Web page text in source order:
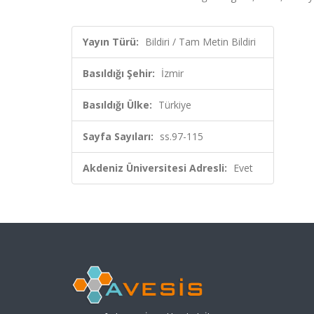
Yayın Türü: Bildiri / Tam Metin Bildiri
Basıldığı Şehir: İzmir
Basıldığı Ülke: Türkiye
Sayfa Sayıları: ss.97-115
Akdeniz Üniversitesi Adresli: Evet